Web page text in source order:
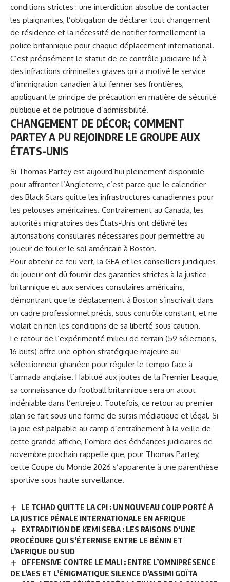
conditions strictes : une interdiction absolue de contacter
les plaignantes, l’obligation de déclarer tout changement
de résidence et la nécessité de notifier formellement la
police britannique pour chaque déplacement international.
C’est précisément le statut de ce contrôle judiciaire lié à
des infractions criminelles graves qui a motivé le service
d’immigration canadien à lui fermer ses frontières,
appliquant le principe de précaution en matière de sécurité
publique et de politique d’admissibilité.
CHANGEMENT DE DÉCOR; COMMENT
PARTEY A PU REJOINDRE LE GROUPE AUX
ÉTATS-UNIS
Si Thomas Partey est aujourd’hui pleinement disponible
pour affronter l’Angleterre, c’est parce que le calendrier
des Black Stars quitte les infrastructures canadiennes pour
les pelouses américaines. Contrairement au Canada, les
autorités migratoires des États-Unis ont délivré les
autorisations consulaires nécessaires pour permettre au
joueur de fouler le sol américain à Boston.
Pour obtenir ce feu vert, la GFA et les conseillers juridiques
du joueur ont dû fournir des garanties strictes à la justice
britannique et aux services consulaires américains,
démontrant que le déplacement à Boston s’inscrivait dans
un cadre professionnel précis, sous contrôle constant, et ne
violait en rien les conditions de sa liberté sous caution.
Le retour de l’expérimenté milieu de terrain (59 sélections,
16 buts) offre une option stratégique majeure au
sélectionneur ghanéen pour réguler le tempo face à
l’armada anglaise. Habitué aux joutes de la Premier League,
sa connaissance du football britannique sera un atout
indéniable dans l’entrejeu. Toutefois, ce retour au premier
plan se fait sous une forme de sursis médiatique et légal. Si
la joie est palpable au camp d’entraînement à la veille de
cette grande affiche, l’ombre des échéances judiciaires de
novembre prochain rappelle que, pour Thomas Partey,
cette Coupe du Monde 2026 s’apparente à une parenthèse
sportive sous haute surveillance.
LE TCHAD QUITTE LA CPI : UN NOUVEAU COUP PORTÉ À
LA JUSTICE PÉNALE INTERNATIONALE EN AFRIQUE
EXTRADITION DE KEMI SEBA : LES RAISONS D’UNE
PROCÉDURE QUI S’ÉTERNISE ENTRE LE BÉNIN ET
L’AFRIQUE DU SUD
OFFENSIVE CONTRE LE MALI : ENTRE L’OMNIPRÉSENCE
DE L’AES ET L’ÉNIGMATIQUE SILENCE D’ASSIMI GOÏTA